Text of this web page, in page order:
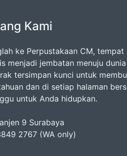
Kami
ke Perpustakaan CM,
menjadi jembatan menuju
tersimpan kunci untuk
dan di setiap halaman
untuk Anda hidupkan.
9 Surabaya
2767 (WA only)